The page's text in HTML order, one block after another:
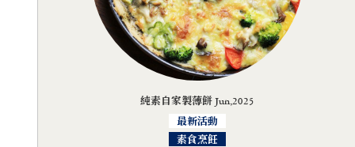
純素自家製薄餅 Jun,2025
最新活動
素食烹飪